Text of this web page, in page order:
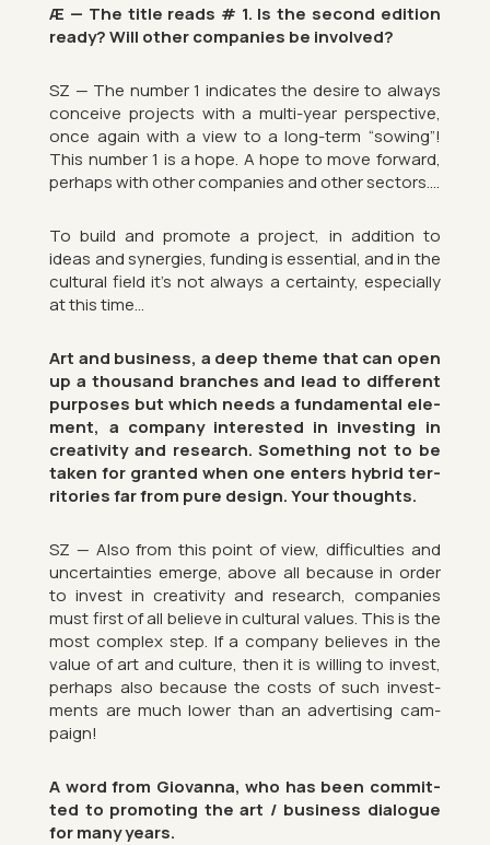
Æ — The title reads # 1. Is the second edi­tion
ready? Will other com­pan­ies be in­volved?
SZ — The num­ber 1 in­dic­ates the de­sire to al­ways
con­ceive pro­jects with a multi-year per­spect­ive,
once again with a view to a long-term “sow­ing”!
This num­ber 1 is a hope. A hope to move for­ward,
per­haps with other com­pan­ies and other sec­tors….
To build and pro­mote a pro­ject, in ad­di­tion to
ideas and syn­er­gies, fund­ing is es­sen­tial, and in the
cul­tural field it’s not al­ways a cer­tainty, es­pe­cially
at this time…
Art and busi­ness, a deep theme that can open
up a thou­sand branches and lead to dif­fer­ent
pur­poses but which needs a fun­da­mental ele­
ment, a com­pany in­ter­ested in in­vest­ing in
cre­ativ­ity and re­search. Something not to be
taken for gran­ted when one enters hy­brid ter­
rit­or­ies far from pure design. Your thoughts.
SZ — Also from this point of view, dif­fi­culties and
un­cer­tain­ties emerge, above all be­cause in order
to in­vest in cre­ativ­ity and re­search, com­pan­ies
must first of all be­lieve in cul­tural val­ues. This is the
most com­plex step. If a com­pany be­lieves in the
value of art and cul­ture, then it is will­ing to in­vest,
per­haps also be­cause the costs of such in­vest­
ments are much lower than an ad­vert­ising cam­
paign!
A word from Gio­vanna, who has been com­mit­
ted to pro­mot­ing the art / busi­ness dia­logue
for many years.